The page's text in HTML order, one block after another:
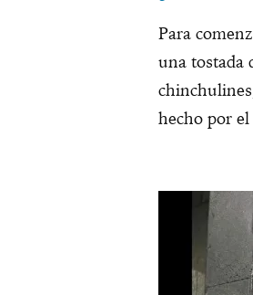
Para
una tostada
hecho por el